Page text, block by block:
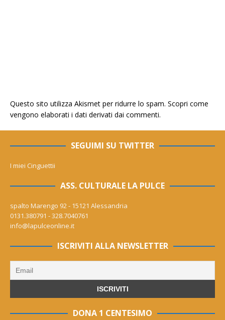
Questo sito utilizza Akismet per ridurre lo spam. Scopri come
vengono elaborati i dati derivati dai commenti.
SEGUIMI SU TWITTER
I miei Cinguettii
ASS. CULTURALE LA PULCE
spalto Marengo 92 - 15121 Alessandria
0131.380791 - 328.7040761
info@lapulceonline.it
ISCRIVITI ALLA NEWSLETTER
DONA 1 CENTESIMO